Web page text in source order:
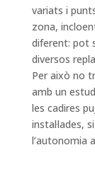
variats i
zona,
diferent: pot
diversos
Per això no
amb un
les cadires
instal·lades,
l’autonomia